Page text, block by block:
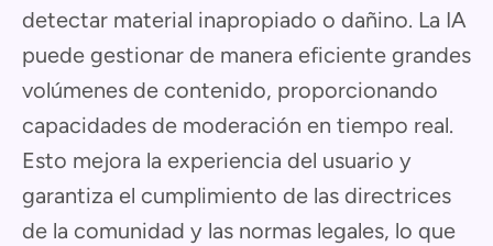
detectar material inapropiado o dañino. La IA
puede gestionar de manera eficiente grandes
volúmenes de contenido, proporcionando
capacidades de moderación en tiempo real.
Esto mejora la experiencia del usuario y
garantiza el cumplimiento de las directrices
de la comunidad y las normas legales, lo que